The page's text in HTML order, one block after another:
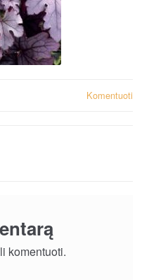
Komentuoti
komentuoti.